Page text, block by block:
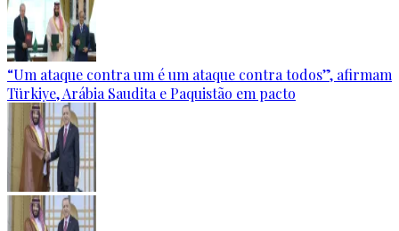
“Um ataque contra um é um ataque contra todos”, afirmam
Türkiye, Arábia Saudita e Paquistão em pacto